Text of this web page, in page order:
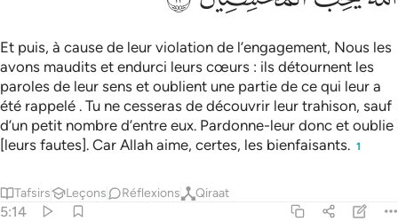
Et puis, à cause de leur violation de l’engagement, Nous les
avons maudits et endurci leurs cœurs : ils détournent les
paroles de leur sens et oublient une partie de ce qui leur a
été rappelé . Tu ne cesseras de découvrir leur trahison, sauf
d’un petit nombre d’entre eux. Pardonne-leur donc et oublie
[leurs fautes]. Car Allah aime, certes, les bienfaisants. 1
Tafsirs Leçons Réflexions Qiraat
5:14